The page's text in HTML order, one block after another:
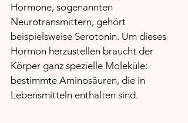
Hormone, sogenannten
Neurotransmittern, gehört
beispielsweise Serotonin. Um dieses
Hormon herzustellen braucht der
Körper ganz spezielle Moleküle:
bestimmte Aminosäuren, die in
Lebensmitteln enthalten sind.